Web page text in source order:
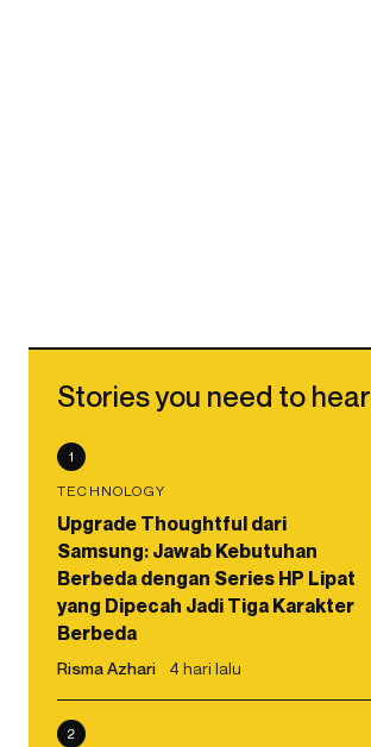
Stories you need to hear
1
TECHNOLOGY
Upgrade Thoughtful dari
Samsung: Jawab Kebutuhan
Berbeda dengan Series HP Lipat
yang Dipecah Jadi Tiga Karakter
Berbeda
Risma Azhari 4 hari lalu
2